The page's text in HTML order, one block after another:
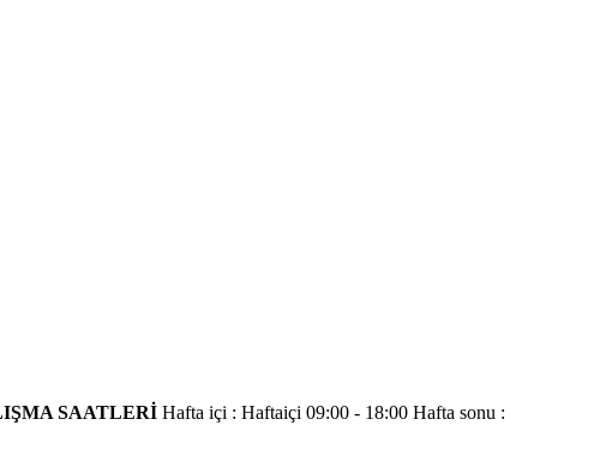
SAATLERİ Hafta içi : Haftaiçi 09:00 - 18:00 Hafta sonu :